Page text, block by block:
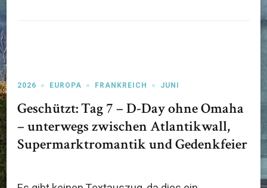
2026 EUROPA FRANKREICH JUNI
Geschützt: Tag 7 – D-Day ohne Omaha
– unterwegs zwischen Atlantikwall,
Supermarktromantik und Gedenkfeier